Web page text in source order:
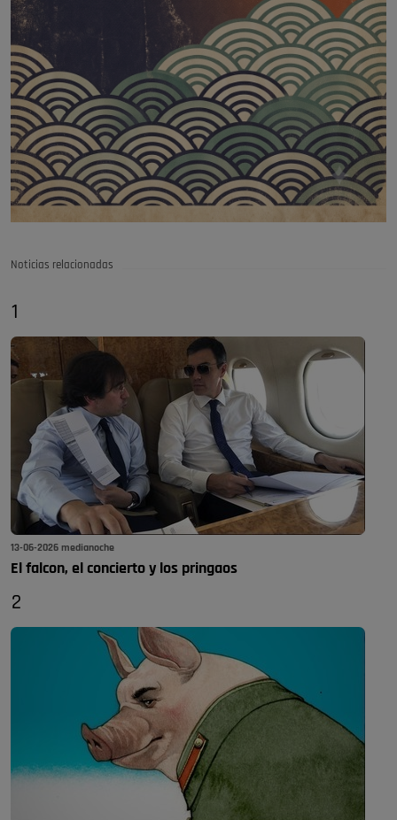
Noticias relacionadas
1
13-06-2026 medianoche
El falcon, el concierto y los pringaos
2